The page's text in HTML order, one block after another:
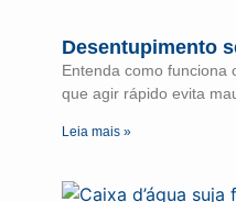
Desentupimento
Entenda como funciona
que agir rápido evita
Leia mais »